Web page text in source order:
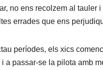
no ens recolzem al tauler i
errades que ens
períodes, els xics
a passar-se la pilota amb